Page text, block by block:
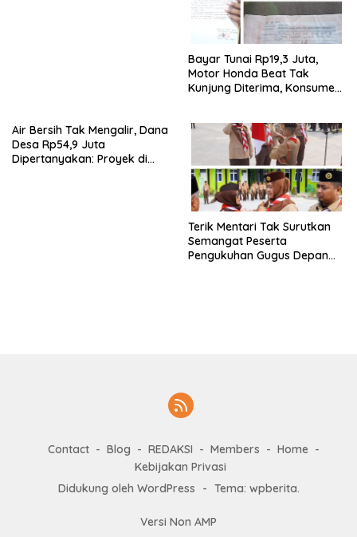
Bayar Tunai Rp19,3 Juta,
Motor Honda Beat Tak
Kunjung Diterima, Konsumen
Air Bersih Tak Mengalir, Dana
Desa Rp54,9 Juta
Dipertanyakan: Proyek di
Terik Mentari Tak Surutkan
Semangat Peserta
Pengukuhan Gugus Depan
Contact Blog REDAKSI Members
Home
Kebijakan Privasi
Didukung oleh WordPress
- Tema: wpberita.
Versi Non AMP